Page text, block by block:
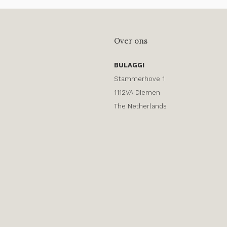
Over ons
BULAGGI
Stammerhove 1
1112VA Diemen
The Netherlands